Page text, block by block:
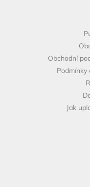
Obchodní
Podmínky
Jak